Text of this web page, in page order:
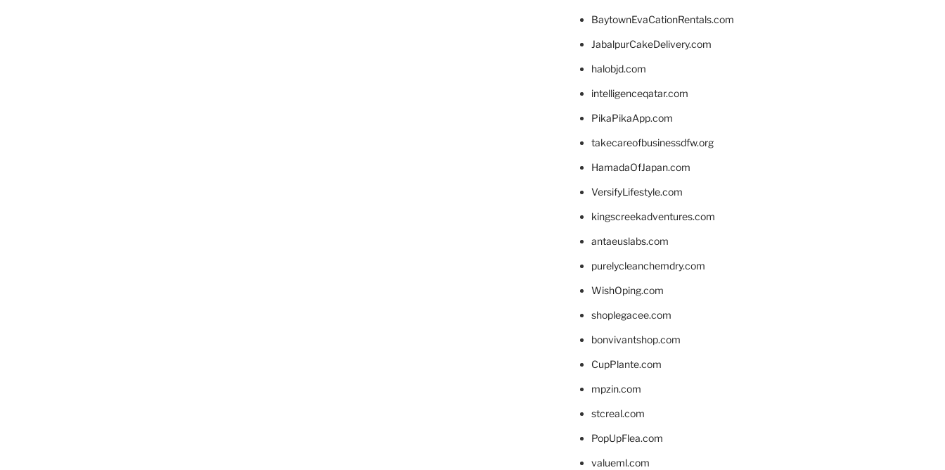
BaytownEvaCationRentals.com
JabalpurCakeDelivery.com
halobjd.com
intelligenceqatar.com
PikaPikaApp.com
takecareofbusinessdfw.org
HamadaOfJapan.com
VersifyLifestyle.com
kingscreekadventures.com
antaeuslabs.com
purelycleanchemdry.com
WishOping.com
shoplegacee.com
bonvivantshop.com
CupPlante.com
mpzin.com
stcreal.com
PopUpFlea.com
valueml.com